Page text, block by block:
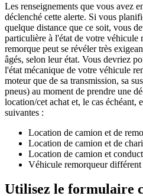
Les renseignements que vous avez
déclenché cette alerte. Si vous
quelque distance que ce soit, vous
particulière à l'état de votre véhicule
remorque peut se révéler très
âgés, selon leur état. Vous devriez
l'état mécanique de votre véhicule
moteur que de sa transmission, sa
pneus) au moment de prendre une
location/cet achat et, le cas échéant,
suivantes :
Location de camion et de
Location de camion et de
Location de camion et
Véhicule remorqueur différent
Utilisez le formulaire